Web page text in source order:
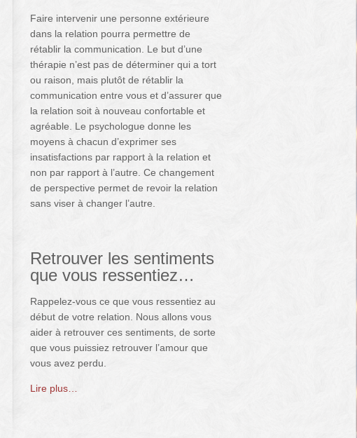
Faire intervenir une personne extérieure
dans la relation pourra permettre de
rétablir la communication. Le but d’une
thérapie n’est pas de déterminer qui a tort
ou raison, mais plutôt de rétablir la
communication entre vous et d’assurer que
la relation soit à nouveau confortable et
agréable. Le psychologue donne les
moyens à chacun d’exprimer ses
insatisfactions par rapport à la relation et
non par rapport à l’autre. Ce changement
de perspective permet de revoir la relation
sans viser à changer l’autre.
Retrouver les sentiments
que vous ressentiez…
Rappelez-vous ce que vous ressentiez au
début de votre relation. Nous allons vous
aider à retrouver ces sentiments, de sorte
que vous puissiez retrouver l’amour que
vous avez perdu.
Lire plus…